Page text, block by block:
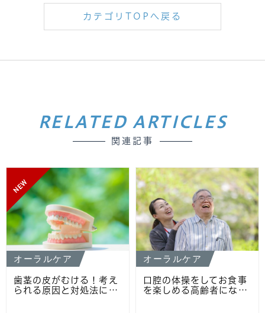
カテゴリTOPへ戻る
RELATED ARTICLES
関連記事
NEW
オーラルケア
歯茎の皮がむける！考え
られる原因と対処法に…
オーラルケア
口腔の体操をしてお食事
を楽しめる高齢者にな…